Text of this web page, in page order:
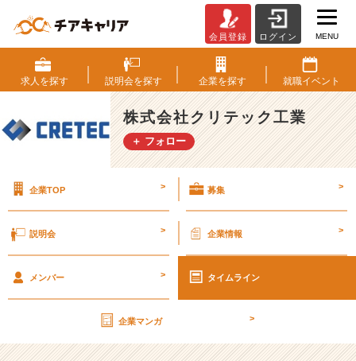
能
は、
ジ
ョ
イ
ン
ば
リ
工
業
会員登録 ログイン MENU
求人を探す 説明会を探す 企業を探す 就職イベント
株式会社クリテック工業
＋ フォロー
企業TOP > 募集 >
説明会 > 企業情報 >
メンバー > タイムライン
企業マンガ >